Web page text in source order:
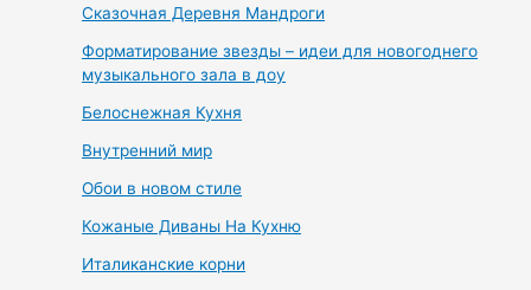
Сказочная Деревня Мандроги
Форматирование звезды – идеи для новогоднего
музыкального зала в доу
Белоснежная Кухня
Внутренний мир
Обои в новом стиле
Кожаные Диваны На Кухню
Италиканские корни